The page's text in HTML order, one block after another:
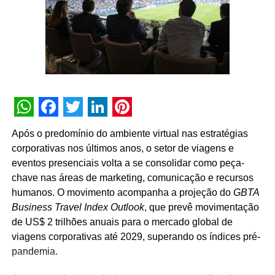
desenvolvimento do mercado passa, necessariamente,
pela valorização das pessoas que fazem os eventos
acontecerem”, afirma Paulo Ventura, presidente da
UBRAFE.
A iniciativa estabelece uma agenda permanente de
educativas, o compartilhamento de metodologias de
para os pavilhões e a atuação conjunta junto a órgãos
públicos e autoridades reguladoras.
Para Guto Guedes, presidente da ABRACE, “a assinatura
deste acordo representa um avanço importante para as
empresas de cenografia e montagem de estandes e,
principalmente, para os profissionais que atuam na
montagem e na desmontagem dos eventos. Acreditamos
que o fortalecimento do setor passa pela valorização das
WhatsApp
Facebook
Twitter
LinkedIn
Pinterest
Após o predomínio do ambiente virtual nas estratégias
corporativas nos últimos anos, o setor de viagens e
eventos presenciais volta a se consolidar como peça-
chave nas áreas de marketing, comunicação e recursos
humanos. O movimento acompanha a projeção do GBTA
Business Travel Index Outlook, que prevê movimentação
de US$ 2 trilhões anuais para o mercado global de
viagens corporativas até 2029, superando os índices pré-
pandemia.